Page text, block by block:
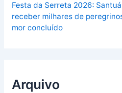
Festa da Serreta 2026:
receber milhares de
mor concluído
Arquivo